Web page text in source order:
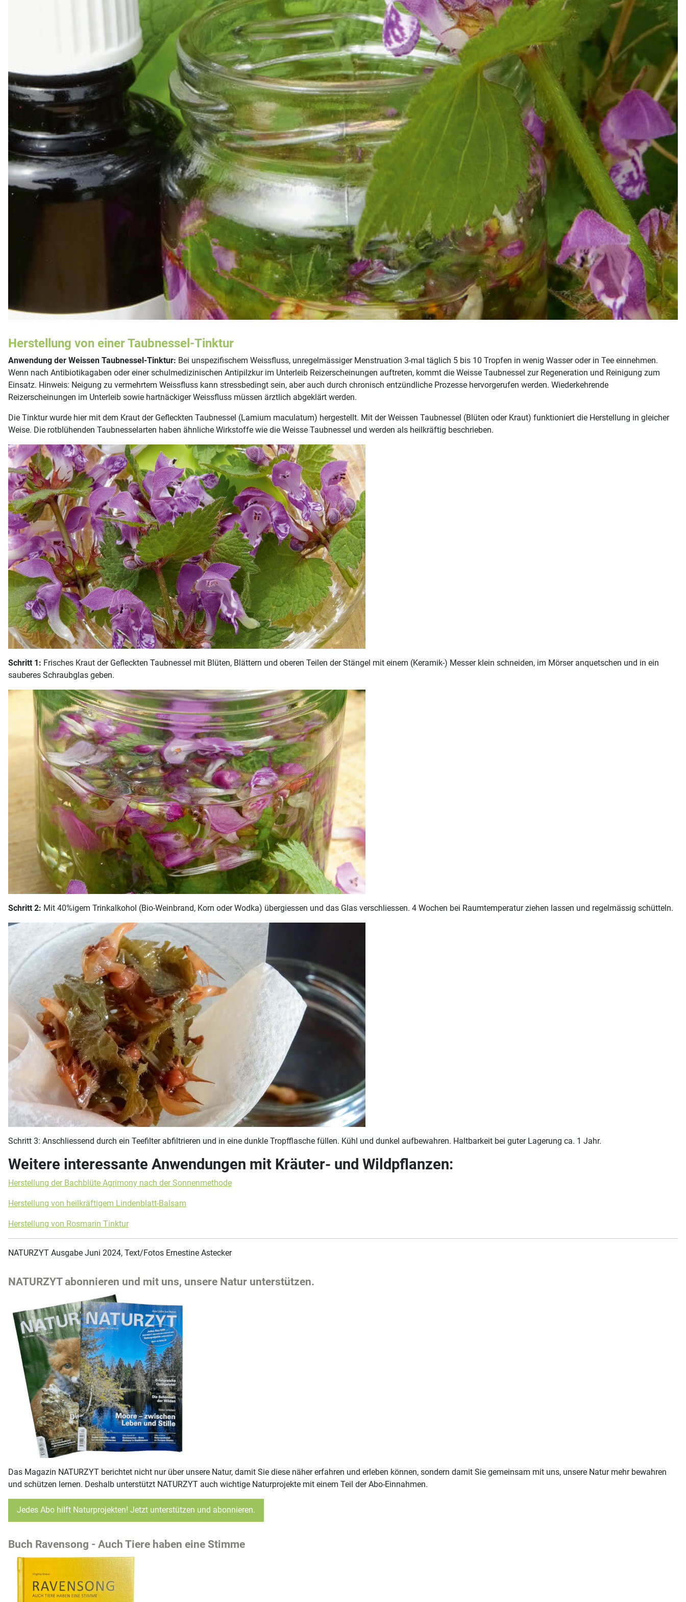
Herstellung von einer Taubnessel-Tinktur
Anwendung der Weissen Taubnessel-Tinktur: Bei unspezifischem Weissfluss, unregelmässiger Menstruation 3-mal täglich 5 bis 10 Tropfen in wenig Wasser oder in Tee einnehmen.
Wenn nach Antibiotikagaben oder einer schulmedizinischen Antipilzkur im Unterleib Reizerscheinungen auftreten, kommt die Weisse Taubnessel zur Regeneration und Reinigung zum
Einsatz. Hinweis: Neigung zu vermehrtem Weissfluss kann stressbedingt sein, aber auch durch chronisch entzündliche Prozesse hervorgerufen werden. Wiederkehrende
Reizerscheinungen im Unterleib sowie hartnäckiger Weissfluss müssen ärztlich abgeklärt werden.
Die Tinktur wurde hier mit dem Kraut der Gefleckten Taubnessel (Lamium maculatum) hergestellt. Mit der Weissen Taubnessel (Blüten oder Kraut) funktioniert die Herstellung in gleicher
Weise. Die rotblühenden Taubnesselarten haben ähnliche Wirkstoffe wie die Weisse Taubnessel und werden als heilkräftig beschrieben.
Schritt 1: Frisches Kraut der Gefleckten Taubnessel mit Blüten, Blättern und oberen Teilen der Stängel mit einem (Keramik-) Messer klein schneiden, im Mörser anquetschen und in ein
sauberes Schraubglas geben.
Schritt 2: Mit 40%igem Trinkalkohol (Bio-Weinbrand, Korn oder Wodka) übergiessen und das Glas verschliessen. 4 Wochen bei Raumtemperatur ziehen lassen und regelmässig schütteln.
Schritt 3: Anschliessend durch ein Teefilter abfiltrieren und in eine dunkle Tropfflasche füllen. Kühl und dunkel aufbewahren. Haltbarkeit bei guter Lagerung ca. 1 Jahr.
Weitere interessante Anwendungen mit Kräuter- und Wildpflanzen:
Herstellung der Bachblüte Agrimony nach der Sonnenmethode
Herstellung von heilkräftigem Lindenblatt-Balsam
Herstellung von Rosmarin Tinktur
NATURZYT Ausgabe Juni 2024, Text/Fotos Ernestine Astecker
NATURZYT abonnieren und mit uns, unsere Natur unterstützen.
Das Magazin NATURZYT berichtet nicht nur über unsere Natur, damit Sie diese näher erfahren und erleben können, sondern damit Sie gemeinsam mit uns, unsere Natur mehr bewahren
und schützen lernen. Deshalb unterstützt NATURZYT auch wichtige Naturprojekte mit einem Teil der Abo-Einnahmen.
Jedes Abo hilft Naturprojekten! Jetzt unterstützen und abonnieren.
Buch Ravensong - Auch Tiere haben eine Stimme